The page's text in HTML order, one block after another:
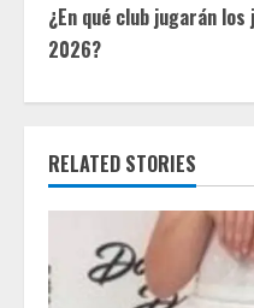
t
i
n
u
e
¿En qué club jugarán los
2026?
RELATED STORIES